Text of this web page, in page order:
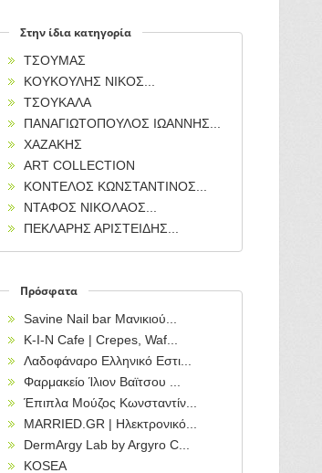
Στην ίδια κατηγορία
ΤΣΟΥΜΑΣ
ΚΟΥΚΟΥΛΗΣ ΝΙΚΟΣ...
ΤΣΟΥΚΑΛΑ
ΠΑΝΑΓΙΩΤΟΠΟΥΛΟΣ ΙΩΑΝΝΗΣ...
ΧΑΖΑΚΗΣ
ART COLLECTION
ΚΟΝΤΕΛΟΣ ΚΩΝΣΤΑΝΤΙΝΟΣ...
ΝΤΑΦΟΣ ΝΙΚΟΛΑΟΣ...
ΠΕΚΛΑΡΗΣ ΑΡΙΣΤΕΙΔΗΣ...
Πρόσφατα
Savine Nail bar Μανικιού...
Κ-Ι-Ν Cafe | Crepes, Waf...
Λαδοφάναρο Ελληνικό Εστι...
Φαρμακείο Ίλιον Βαϊτσου ...
Έπιπλα Μούζος Κωνσταντίν...
MARRIED.GR | Ηλεκτρονικό...
DermArgy Lab by Argyro C...
KOSEA